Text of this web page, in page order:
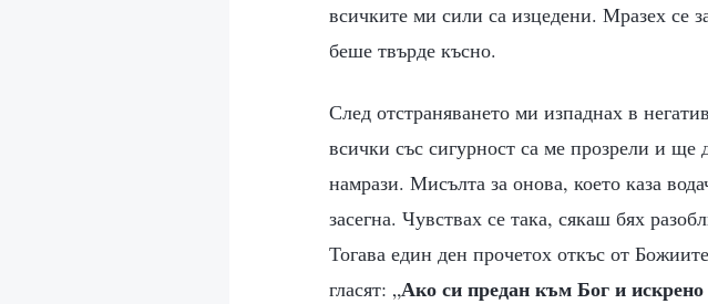
всичките ми сили са изцедени. Мразех се
беше твърде късно.
След отстраняването ми изпаднах в
всички със сигурност са ме прозрели и
намрази. Мисълта за онова, което каза
засегна. Чувствах се така, сякаш бях
Тогава един ден прочетох откъс от
гласят: „Ако си предан към Бог и